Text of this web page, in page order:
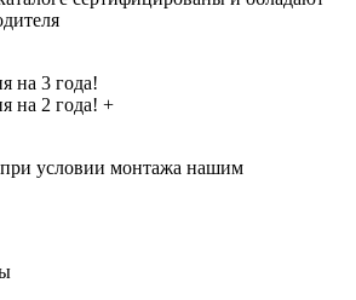
на 3 года!
на 2 года! +
при условии монтажа нашим